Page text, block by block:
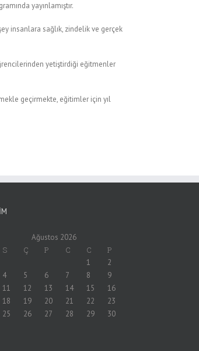
yayınlamıştır.
insanlara sağlık, zindelik ve gerçek
yetiştirdiği eğitmenler
geçirmekte, eğitimler için yıl
Ağustos 2026
S Ç P C C P
1
2
4 5 6 7 8
9
11 12 13 14 15
16
18 19 20 21 22
23
25 26 27 28 29
30